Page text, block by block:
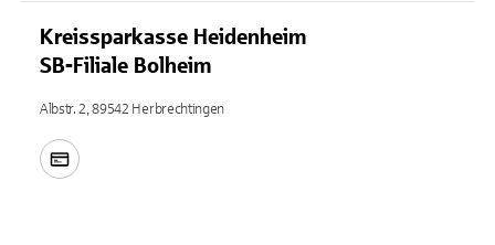
Kreissparkasse Heidenheim
SB-Filiale Bolheim
Albstr. 2, 89542 Herbrechtingen